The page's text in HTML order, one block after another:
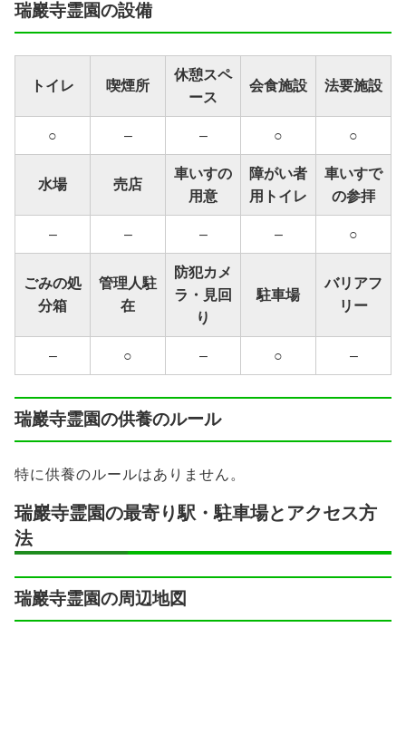
瑞巖寺霊園の設備
トイレ 喫煙所
休憩スペ
ース
会食施設 法要施設
○ – – ○ ○
水場 売店
車いすの
用意
障がい者
用トイレ
車いすで
の参拝
– – – – ○
ごみの処
分箱
管理人駐
在
防犯カメ
ラ・見回
り
駐車場
バリアフ
リー
– ○ – ○ –
瑞巖寺霊園の供養のルール
特に供養のルールはありません。
瑞巖寺霊園の最寄り駅・駐車場とアクセス方
法
瑞巖寺霊園の周辺地図